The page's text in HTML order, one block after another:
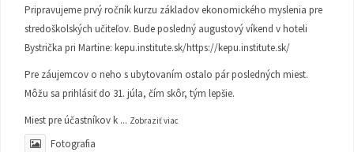
Pripravujeme prvý ročník kurzu základov ekonomického myslenia pre
stredoškolských učiteľov. Bude posledný augustový víkend v hoteli
Bystrička pri Martine: kepu.institute.sk/https://kepu.institute.sk/
Pre záujemcov o neho s ubytovaním ostalo pár posledných miest.
Môžu sa prihlásiť do 31. júla, čím skôr, tým lepšie.
Miest pre účastníkov k ... Zobraziť viac
Fotografia